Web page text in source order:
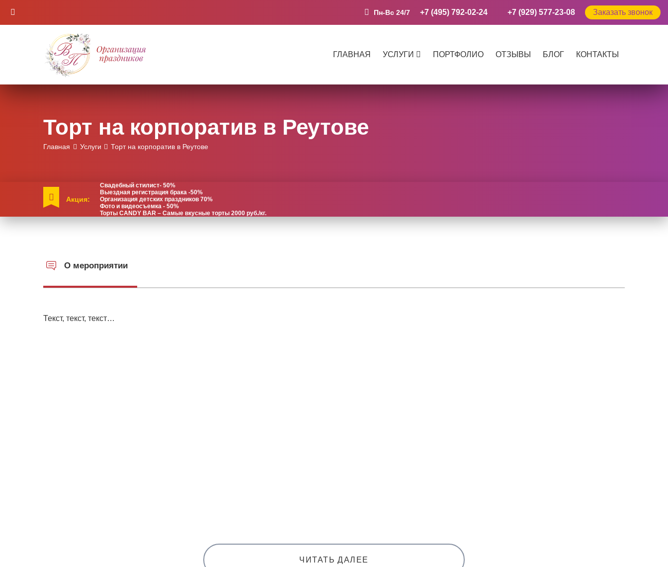
Пн-Вс 24/7 +7 (495) 792-02-24 +7 (929) 577-23-08 Заказать звонок
ГЛАВНАЯ УСЛУГИ ПОРТФОЛИО ОТЗЫВЫ БЛОГ КОНТАКТЫ
Торт на корпоратив в Реутове
Главная Услуги Торт на корпоратив в Реутове
Акция:
Свадебный стилист- 50%
Выездная регистрация брака -50%
Организация детских праздников 70%
Фото и видеосъемка - 50%
Торты CANDY BAR – Самые вкусные торты 2000 руб./кг.
О мероприятии
Текст, текст, текст…
ЧИТАТЬ ДАЛЕЕ